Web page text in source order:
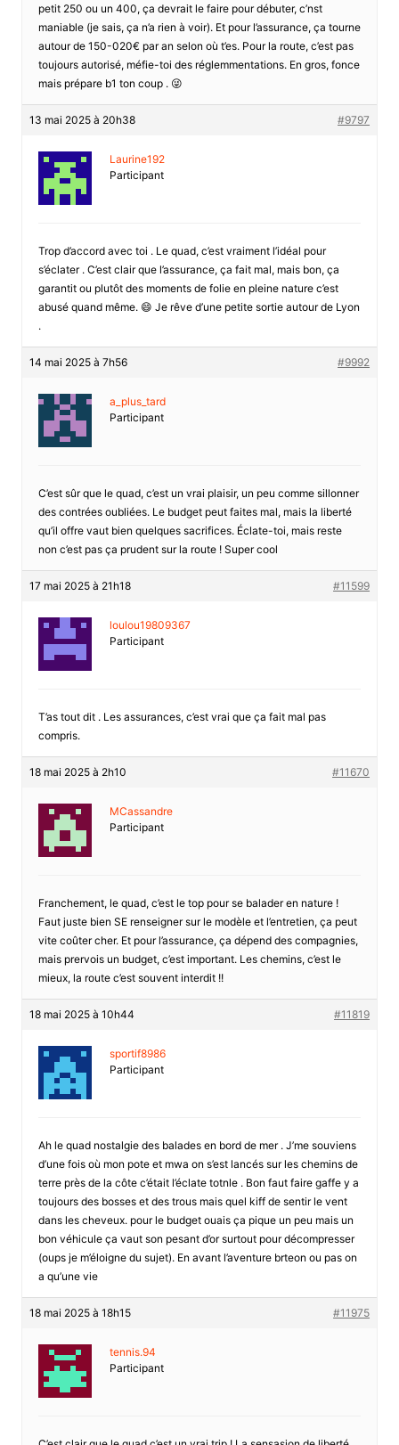
petit 250 ou un 400, ça devrait le faire pour débuter, c’nst
maniable (je sais, ça n’a rien à voir). Et pour l’assurance, ça tourne
autour de 150-020€ par an selon où t’es. Pour la route, c’est pas
toujours autorisé, méfie-toi des réglemmentations. En gros, fonce
mais prépare b1 ton coup . 😜
13 mai 2025 à 20h38 #9797
Laurine192
Participant
Trop d’accord avec toi . Le quad, c’est vraiment l’idéal pour
s’éclater . C’est clair que l’assurance, ça fait mal, mais bon, ça
garantit ou plutôt des moments de folie en pleine nature c’est
abusé quand même. 😄 Je rêve d’une petite sortie autour de Lyon
.
14 mai 2025 à 7h56 #9992
a_plus_tard
Participant
C’est sûr que le quad, c’est un vrai plaisir, un peu comme sillonner
des contrées oubliées. Le budget peut faites mal, mais la liberté
qu’il offre vaut bien quelques sacrifices. Éclate-toi, mais reste
non c’est pas ça prudent sur la route ! Super cool
17 mai 2025 à 21h18 #11599
loulou19809367
Participant
T’as tout dit . Les assurances, c’est vrai que ça fait mal pas
compris.
18 mai 2025 à 2h10 #11670
MCassandre
Participant
Franchement, le quad, c’est le top pour se balader en nature !
Faut juste bien SE renseigner sur le modèle et l’entretien, ça peut
vite coûter cher. Et pour l’assurance, ça dépend des compagnies,
mais prervois un budget, c’est important. Les chemins, c’est le
mieux, la route c’est souvent interdit !!
18 mai 2025 à 10h44 #11819
sportif8986
Participant
Ah le quad nostalgie des balades en bord de mer . J’me souviens
d’une fois où mon pote et mwa on s’est lancés sur les chemins de
terre près de la côte c’était l’éclate totnle . Bon faut faire gaffe y a
toujours des bosses et des trous mais quel kiff de sentir le vent
dans les cheveux. pour le budget ouais ça pique un peu mais un
bon véhicule ça vaut son pesant d’or surtout pour décompresser
(oups je m’éloigne du sujet). En avant l’aventure brteon ou pas on
a qu’une vie
18 mai 2025 à 18h15 #11975
tennis.94
Participant